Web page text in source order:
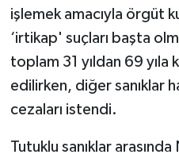
işlemek amacıyla örgüt
‘irtikap' suçları başta
toplam 31 yıldan 69 yıla
edilirken, diğer sanıklar
cezaları istendi.
Tutuklu sanıklar